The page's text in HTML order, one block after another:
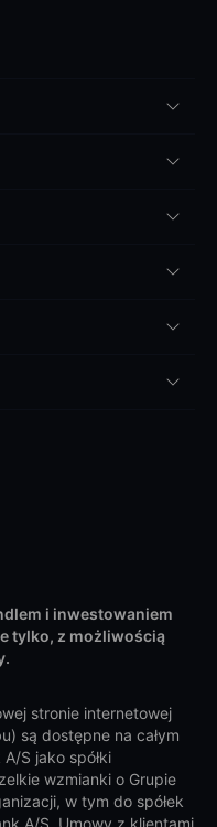
i inwestowaniem
tylko, z możliwością
stronie internetowej
są dostępne na całym
S jako spółki
wzmianki o Grupie
w tym do spółek